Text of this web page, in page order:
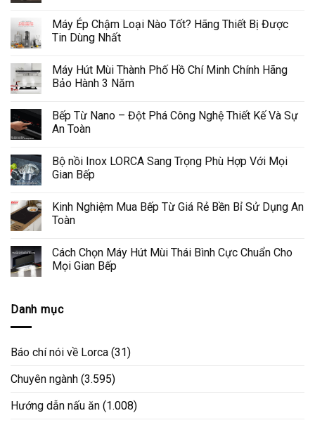
Máy Ép Chậm Loại Nào Tốt? Hãng Thiết Bị Được
Tin Dùng Nhất
Máy Hút Mùi Thành Phố Hồ Chí Minh Chính Hãng
Bảo Hành 3 Năm
Bếp Từ Nano – Đột Phá Công Nghệ Thiết Kế Và Sự
An Toàn
Bộ nồi Inox LORCA Sang Trọng Phù Hợp Với Mọi
Gian Bếp
Kinh Nghiệm Mua Bếp Từ Giá Rẻ Bền Bỉ Sử Dụng An
Toàn
Cách Chọn Máy Hút Mùi Thái Bình Cực Chuẩn Cho
Mọi Gian Bếp
Danh mục
Báo chí nói về Lorca (31)
Chuyên ngành (3.595)
Hướng dẫn nấu ăn (1.008)